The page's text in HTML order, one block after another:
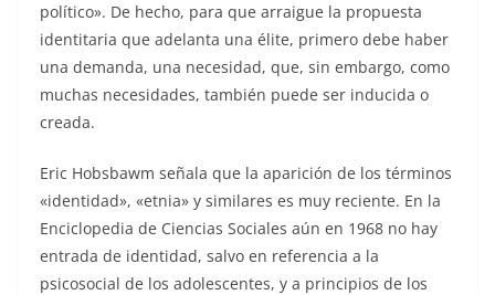
político». De hecho, para que arraigue la propuesta
identitaria que adelanta una élite, primero debe haber
una demanda, una necesidad, que, sin embargo, como
muchas necesidades, también puede ser inducida o
creada.
Eric Hobsbawm señala que la aparición de los términos
«identidad», «etnia» y similares es muy reciente. En la
Enciclopedia de Ciencias Sociales aún en 1968 no hay
entrada de identidad, salvo en referencia a la
psicosocial de los adolescentes, y a principios de los